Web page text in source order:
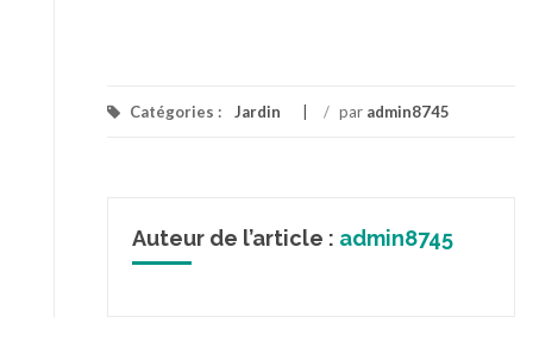
Catégories : Jardin / par admin8745
Auteur de l’article : admin8745